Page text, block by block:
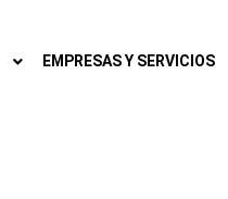
EMPRESAS Y SERVICIOS